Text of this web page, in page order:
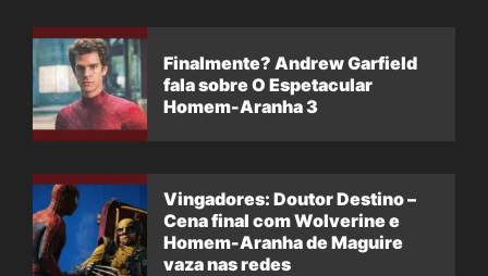
Finalmente? Andrew Garfield
fala sobre O Espetacular
Homem-Aranha 3
Vingadores: Doutor Destino –
Cena final com Wolverine e
Homem-Aranha de Maguire
vaza nas redes